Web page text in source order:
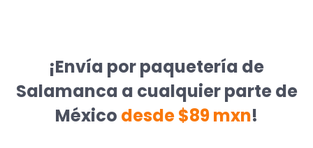
¡Envía por paquetería de
Salamanca a cualquier parte de
México desde $89 mxn!